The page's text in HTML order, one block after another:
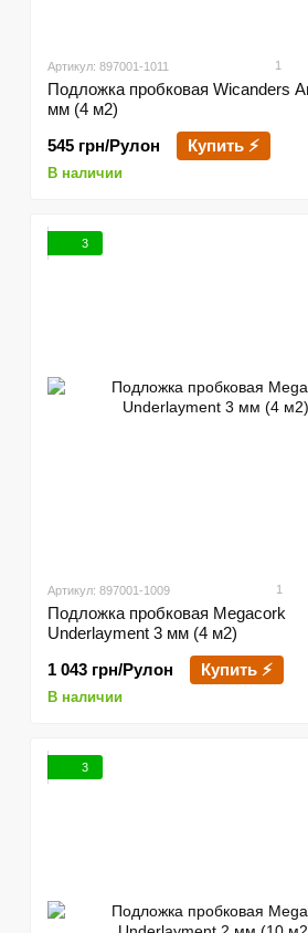
Артикул: 897001-1011 1
Подложка пробковая Wicanders
мм (4 м2)
545 грн/Рулон
Купить ⚡
В наличии
3
Артикул: 897001-1009 1
Подложка пробковая Megacork
Underlayment 3 мм (4 м2)
1 043 грн/Рулон
Купить ⚡
В наличии
3